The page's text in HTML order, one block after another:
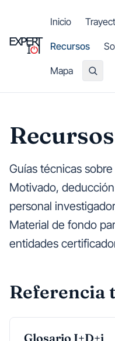
Inicio
Recursos
Mapa
Guías técnicas
Motivado,
personal
Material de fondo
entidades
Referencia
Glosario I+D+i